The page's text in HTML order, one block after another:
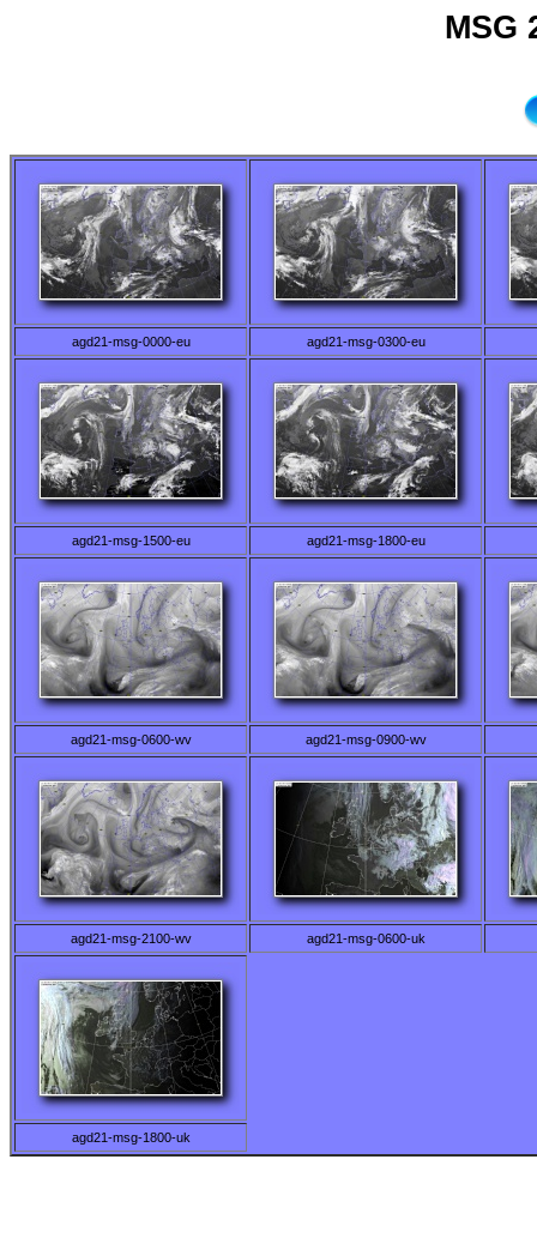
MSG
agd21-msg-0000-eu agd21-msg-0300-eu
agd21-msg-1500-eu agd21-msg-1800-eu
agd21-msg-0600-wv agd21-msg-0900-wv
agd21-msg-2100-wv agd21-msg-0600-uk
agd21-msg-1800-uk